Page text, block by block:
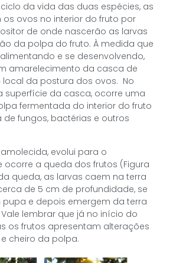
da vida das duas espécies, as
ovos no interior do fruto por
de onde nascerão as larvas
da polpa do fruto. À medida que
e se desenvolvendo,
amarelecimento da casca de
da postura dos ovos. No
superfície da casca, ocorre uma
fermentada do interior do fruto
fungos, bactérias e outros
evolui para o
a queda dos frutos (Figura
queda, as larvas caem na terra
de 5 cm de profundidade, se
e depois emergem da terra
lembrar que já no início do
os frutos apresentam alterações
cheiro da polpa.